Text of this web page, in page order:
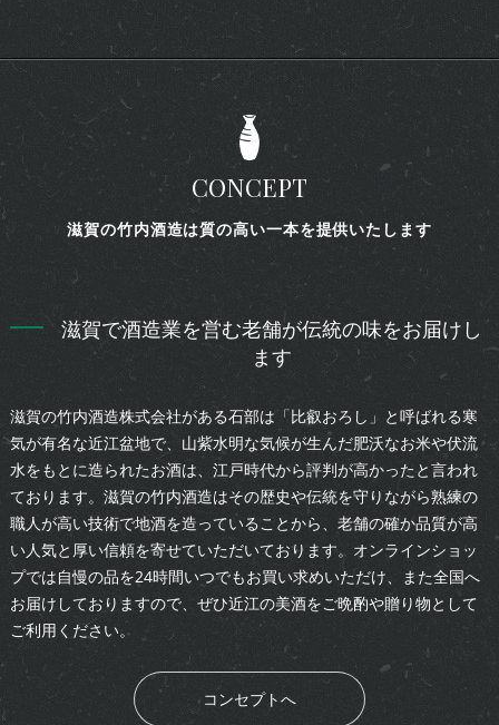
滋賀の竹内酒造は質の高い一本を提供いたします
CONCEPT
滋賀で酒造業を営む老舗が伝統の味をお届けし
ます
滋賀の竹内酒造株式会社がある石部は「比叡おろし」と呼ばれる寒
気が有名な近江盆地で、山紫水明な気候が生んだ肥沃なお米や伏流
水をもとに造られたお酒は、江戸時代から評判が高かったと言われ
ております。滋賀の竹内酒造はその歴史や伝統を守りながら熟練の
職人が高い技術で地酒を造っていることから、老舗の確か品質が高
い人気と厚い信頼を寄せていただいております。オンラインショッ
プでは自慢の品を24時間いつでもお買い求めいただけ、また全国へ
お届けしておりますので、ぜひ近江の美酒をご晩酌や贈り物として
ご利用ください。
コンセプトへ